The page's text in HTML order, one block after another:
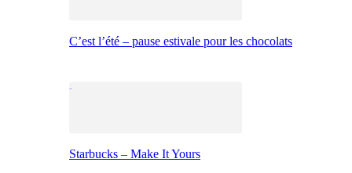
C’est l’été – pause estivale pour les chocolats
Starbucks – Make It Yours